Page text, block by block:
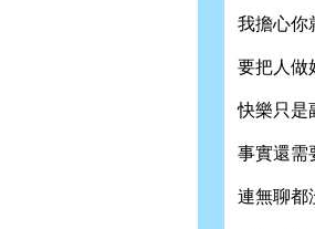
我擔心你
要把人做
快樂只是
事實還需
連無聊都